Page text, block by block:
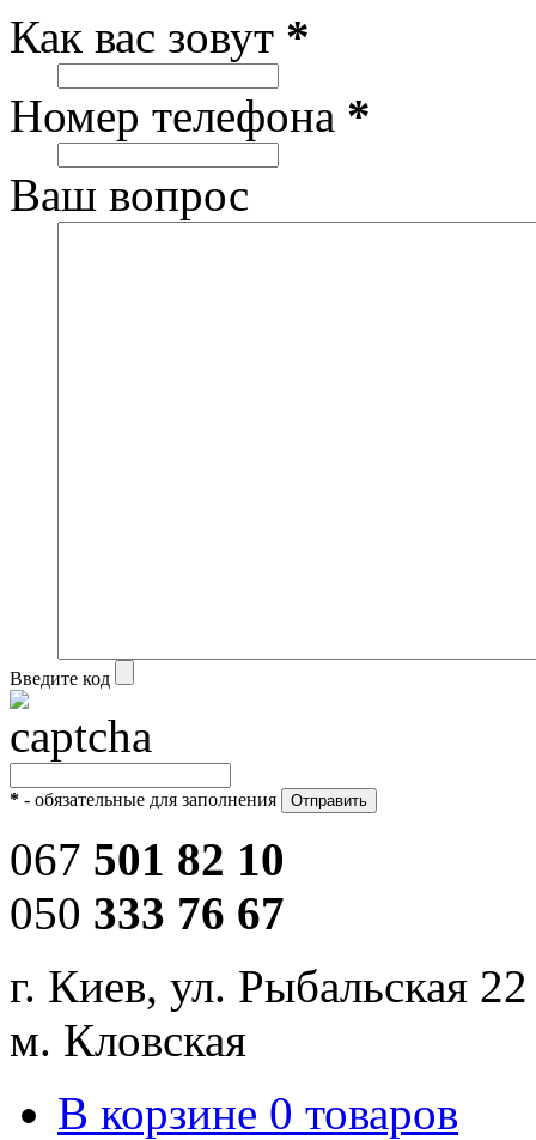
Как вас зовут *
Номер телефона *
Ваш вопрос
Введите код
* - обязательные для заполнения
067 501 82 10
050 333 76 67
г. Киев, ул. Рыбальская 22
м. Кловская
В корзине 0 товаров